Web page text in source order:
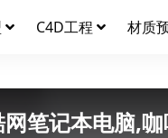
C4D工程 材质
网笔记本电脑,